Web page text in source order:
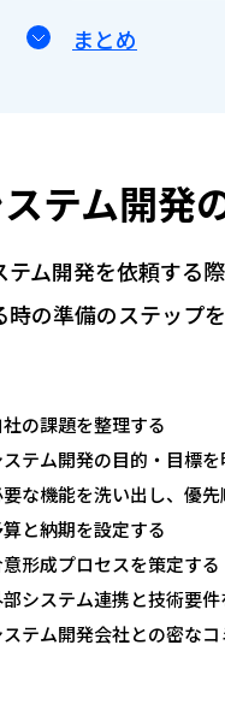
まとめ
テム開発
テム開発を依頼する
時の準備のステップを
社の課題を整理する
ステム開発の目的・目標を
な機能を洗い出し、優
と納期を設定する
形成プロセスを策定する
システム連携と技術要件
ステム開発会社との密な